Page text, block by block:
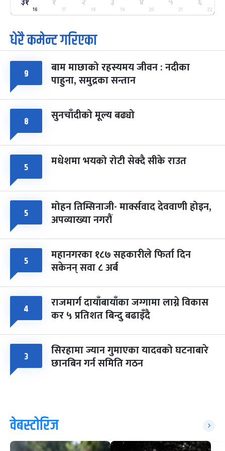
मंगल फाल्गुन २५, २०८३ Mar 9, 2027
७
आइत
पूर्णिमा व्रत
चैत्र ७, २०८३-Mar 21, 2027
८ फागुपूर्णिमा
चैत्र ८, २०८३-Mar 22, 2027
७ महिना बाँकी
16 17 18 19 20 21 22
धेरै कमेन्ट गरिएका
९ बाम माछाको रहस्यमय जीवन : नदीका
पाहुना, समुद्रका सन्तान
८ सुनचाँदीको मूल्य बढ्यो
५ मधेशमा भयको रोटी सेक्दै सीके राउत
५ मोहन तिम्सिनाजी- मार्क्सवाद देववाणी होइन,
अपव्याख्या नगरौं
५ महानगरका १८७ सहकारीले फिर्ता दिन
सकेनन् सवा ८ अर्ब
४ राजमार्ग दायाँबायाँका जग्गामा लाग्ने विकास
कर ५ प्रतिशत बिन्दु बढाइँदै
३ सिरहामा ज्यान गुमाएका यादवको घटनाबारे
छानबिन गर्न समिति गठन
वेबस्टोरिज